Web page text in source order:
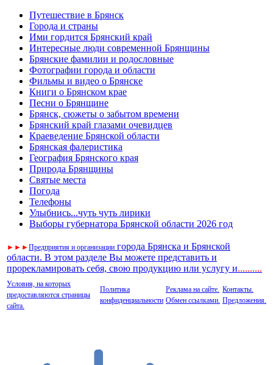
Путешествие в Брянск
Города и страны
Ими гордится Брянский край
Интересные люди современной Брянщины
Брянские фамилии и родословные
Фотографии города и области
Фильмы и видео о Брянске
Книги о Брянском крае
Песни о Брянщине
Брянск, сюжеты о забытом времени
Брянский край глазами очевидцев
Краеведение Брянской области
Брянская фалеристика
География Брянского края
Природа Брянщины
Святые места
Погода
Телефоны
Улыбнись...чуть чуть лирики
Выборы губернатора Брянской области 2026 год
► ► ►Предприятия и организации города Брянска и Брянской
области. В этом разделе Вы можете представить и
прорекламировать себя, свою продукцию или услугу и..........
Условия, на которых
предоставляются страницы
сайта.
Политика
конфиденциальности
Реклама на сайте.
Обмен ссылками.
Контакты.
Предложения.